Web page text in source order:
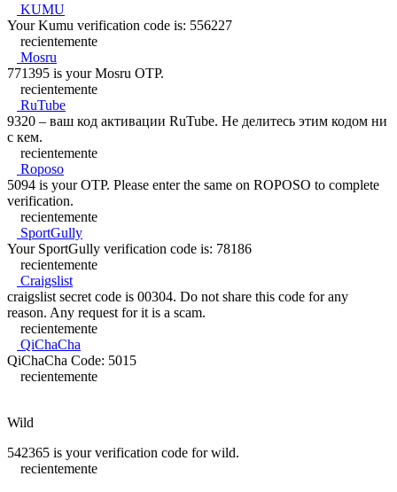
KUMU
Your Kumu verification code is: 556227
recientemente
Mosru
771395 is your Mosru OTP.
recientemente
RuTube
9320 – ваш код активации RuTube. Не делитесь этим кодом ни
с кем.
recientemente
Roposo
5094 is your OTP. Please enter the same on ROPOSO to complete
verification.
recientemente
SportGully
Your SportGully verification code is: 78186
recientemente
Craigslist
craigslist secret code is 00304. Do not share this code for any
reason. Any request for it is a scam.
recientemente
QiChaCha
QiChaCha Code: 5015
recientemente
Wild
542365 is your verification code for wild.
recientemente